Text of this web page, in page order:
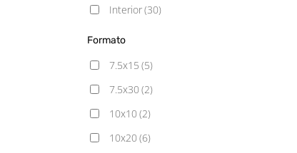
Monocolor
Interior(30)
Formato
7.5x15 (5)
7.5x30 (2)
10x10 (2)
10x20 (6)